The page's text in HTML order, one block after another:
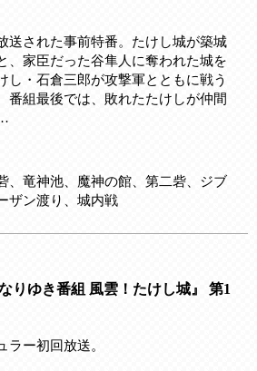
送された事前特番。たけし城が築城
、家臣だった谷隼人に奪われた城を
し・石倉三郎が攻撃軍とともに戦う
番組最後では、敗れたたけしが仲間
、竜神池、魔神の館、第二砦、ジブ
ザン渡り、城内戦
なりゆき番組 風雲！たけし城』 第1
ラー初回放送。